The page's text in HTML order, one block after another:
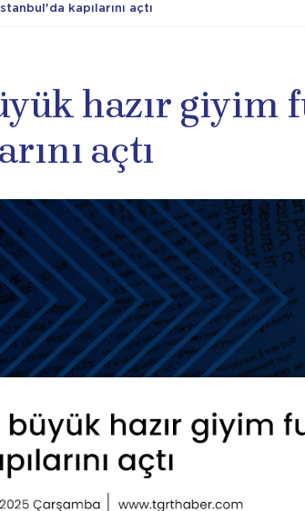
kapılarını açtı
hazır giyim
açtı